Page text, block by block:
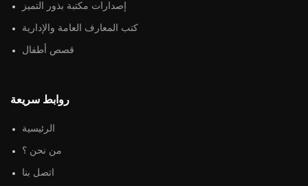
إصدارات مكتبة بذور التميز
كتب المعارف العامة والإدارية
قصص أطفال
روابط سريعة
الرئيسية
من نحن ؟
اتصل بنا